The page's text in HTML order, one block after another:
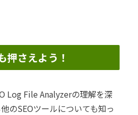
押さえよう！
Log File Analyzerの理解を深
のSEOツールについても知っ